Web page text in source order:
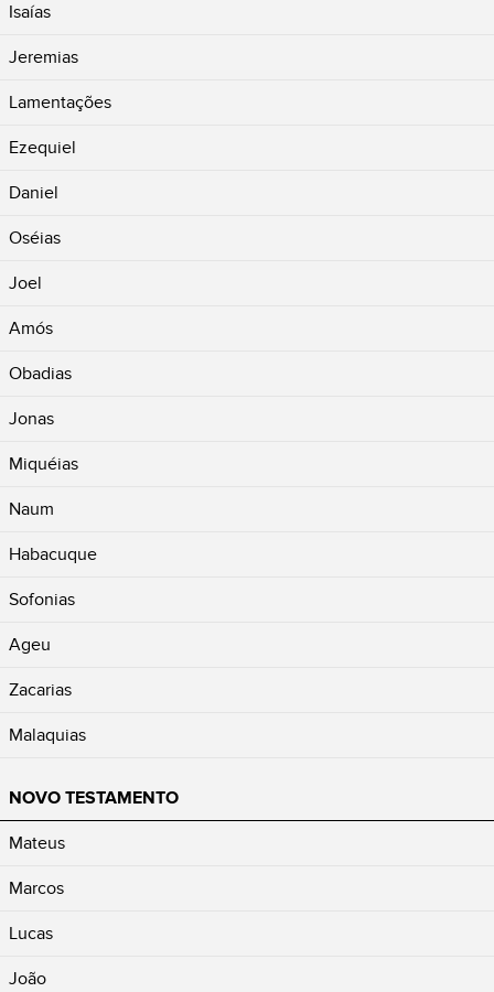
Isaías
Jeremias
Lamentações
Ezequiel
Daniel
Oséias
Joel
Amós
Obadias
Jonas
Miquéias
Naum
Habacuque
Sofonias
Ageu
Zacarias
Malaquias
NOVO TESTAMENTO
Mateus
Marcos
Lucas
João